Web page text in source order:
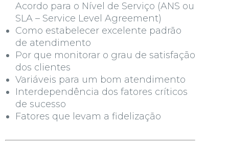
Acordo para o Nível de Serviço (ANS ou
SLA – Service Level Agreement)
Como estabelecer excelente padrão
de atendimento
Por que monitorar o grau de satisfação
dos clientes
Variáveis para um bom atendimento
Interdependência dos fatores críticos
de sucesso
Fatores que levam a fidelização